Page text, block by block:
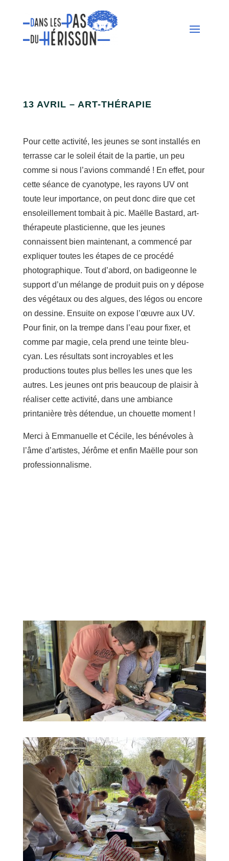
13 AVRIL – ART-THÉRAPIE
Pour cette activité, les jeunes se sont installés en
terrasse car le soleil était de la partie, un peu
comme si nous l’avions commandé ! En effet, pour
cette séance de cyanotype, les rayons UV ont
toute leur importance, on peut donc dire que cet
ensoleillement tombait à pic. Maëlle Bastard, art-
thérapeute plasticienne, que les jeunes
connaissent bien maintenant, a commencé par
expliquer toutes les étapes de ce procédé
photographique. Tout d’abord, on badigeonne le
support d’un mélange de produit puis on y dépose
des végétaux ou des algues, des légos ou encore
on dessine. Ensuite on expose l’œuvre aux UV.
Pour finir, on la trempe dans l’eau pour fixer, et
comme par magie, cela prend une teinte bleu-
cyan. Les résultats sont incroyables et les
productions toutes plus belles les unes que les
autres. Les jeunes ont pris beaucoup de plaisir à
réaliser cette activité, dans une ambiance
printanière très détendue, un chouette moment !
Merci à Emmanuelle et Cécile, les bénévoles à
l’âme d’artistes, Jérôme et enfin Maëlle pour son
professionnalisme.